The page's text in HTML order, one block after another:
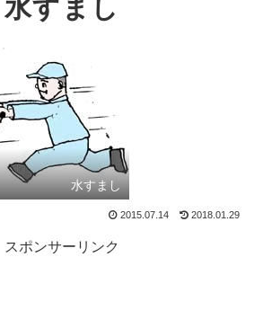
水すまし
水すまし
2015.07.14 2018.01.29
スポンサーリンク